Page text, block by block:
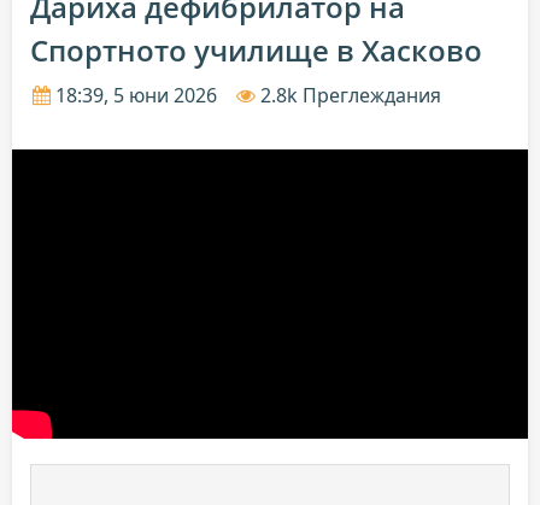
Спортното училище в Хасково
18:39, 5 юни 2026 2.8k Преглеждания